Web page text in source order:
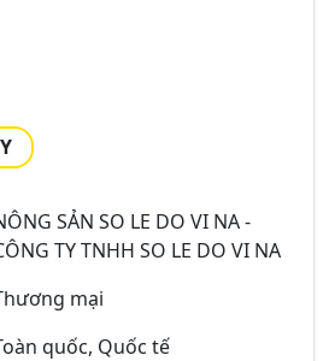
SẢN SO LE DO VI NA -
TY TNHH SO LE DO VI NA
mại
quốc, Quốc tế